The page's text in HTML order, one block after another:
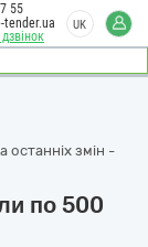
55
tender.ua
UK
останніх змін -
по 500